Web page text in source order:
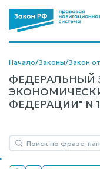
Начало/Законы/Закон
ФЕДЕРАЛЬНЫЙ
ФЕДЕРАЦИИ" N